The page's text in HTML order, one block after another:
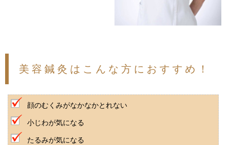
美容鍼灸はこんな方におすすめ！
顔のむくみがなかなかとれない
小じわが気になる
たるみが気になる